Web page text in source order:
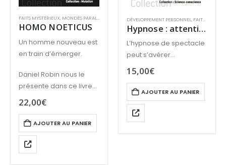
FAITS MYSTÉRIEUX, MONDES PARALLÈLES PHYSIQUE QUANTIQUE,SCIENCE ET
HOMO NOETICUS
Un homme nouveau est
en train d’émerger.
Daniel Robin nous le
présente dans ce livre
foisonnant
22,00€
AJOUTER AU PANIER
DÉVELOPPEMENT PERSONNEL, FAITS MYSTÉRIEUX
Hypnose : attention danger
L’hypnose de spectacle
peut s’avérer
dangereuse : ce livre le
démontre.
15,00€
AJOUTER AU PANIER